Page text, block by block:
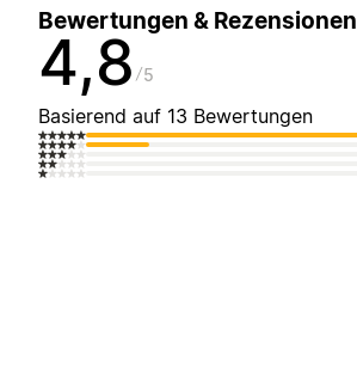
Bewertungen & Rezensionen
4,8 5
Basierend auf 13 Bewertungen